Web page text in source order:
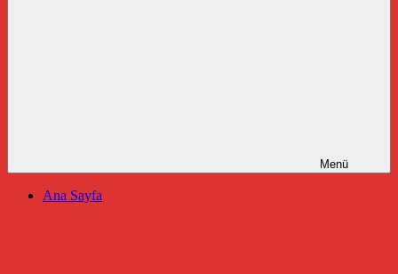
Menü
Ana Sayfa